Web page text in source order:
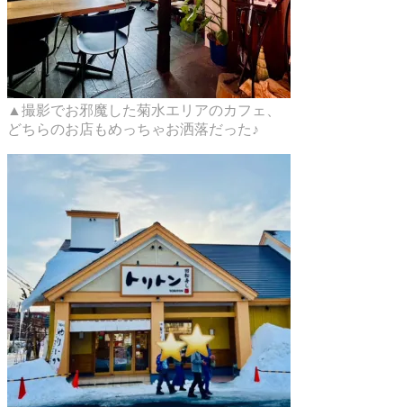
▲撮影でお邪魔した菊水エリアのカフェ、
どちらのお店もめっちゃお洒落だった♪